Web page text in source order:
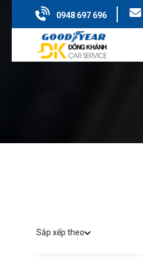
0948 697 696
Sắp xếp theo